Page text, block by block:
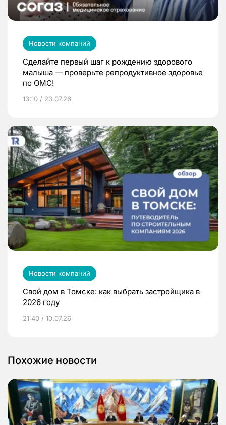
Новости компаний
Сделайте первый шаг к рождению здорового
малыша — проверьте репродуктивное здоровье
по ОМС!
13:10 / 23.07.26
Новости компаний
Свой дом в Томске: как выбрать застройщика в
2026 году
21:40 / 10.07.26
Похожие новости